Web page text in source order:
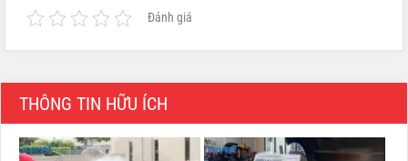
Đánh giá
THÔNG TIN HỮU ÍCH